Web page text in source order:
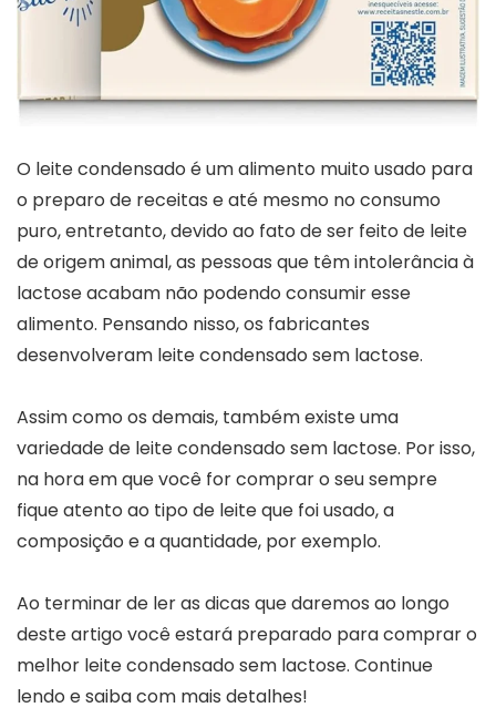
O leite condensado é um alimento muito usado para
o preparo de receitas e até mesmo no consumo
puro, entretanto, devido ao fato de ser feito de leite
de origem animal, as pessoas que têm intolerância à
lactose acabam não podendo consumir esse
alimento. Pensando nisso, os fabricantes
desenvolveram leite condensado sem lactose.
Assim como os demais, também existe uma
variedade de leite condensado sem lactose. Por isso,
na hora em que você for comprar o seu sempre
fique atento ao tipo de leite que foi usado, a
composição e a quantidade, por exemplo.
Ao terminar de ler as dicas que daremos ao longo
deste artigo você estará preparado para comprar o
melhor leite condensado sem lactose. Continue
lendo e saiba com mais detalhes!